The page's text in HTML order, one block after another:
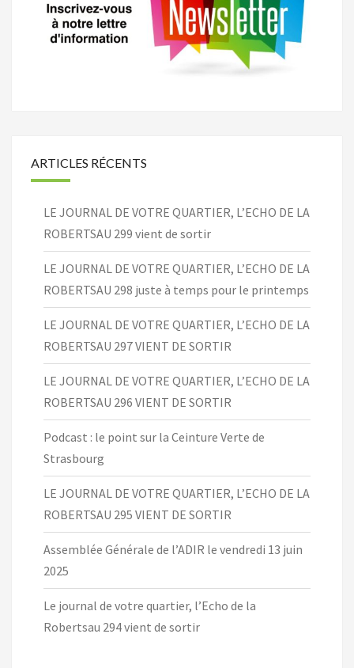
ARTICLES RÉCENTS
LE JOURNAL DE VOTRE QUARTIER, L’ECHO DE LA
ROBERTSAU 299 vient de sortir
LE JOURNAL DE VOTRE QUARTIER, L’ECHO DE LA
ROBERTSAU 298 juste à temps pour le printemps
LE JOURNAL DE VOTRE QUARTIER, L’ECHO DE LA
ROBERTSAU 297 VIENT DE SORTIR
LE JOURNAL DE VOTRE QUARTIER, L’ECHO DE LA
ROBERTSAU 296 VIENT DE SORTIR
Podcast : le point sur la Ceinture Verte de
Strasbourg
LE JOURNAL DE VOTRE QUARTIER, L’ECHO DE LA
ROBERTSAU 295 VIENT DE SORTIR
Assemblée Générale de l’ADIR le vendredi 13 juin
2025
Le journal de votre quartier, l’Echo de la
Robertsau 294 vient de sortir